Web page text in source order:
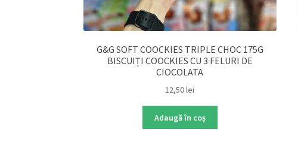
G&G SOFT COOCKIES TRIPLE CHOC 175G
BISCUIȚI COOCKIES CU 3 FELURI DE
CIOCOLATA
12,50lei
Adaugă în coș